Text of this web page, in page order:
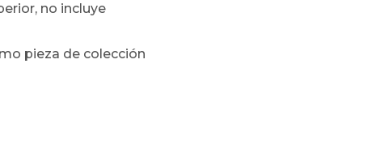
no incluye
pieza de colección